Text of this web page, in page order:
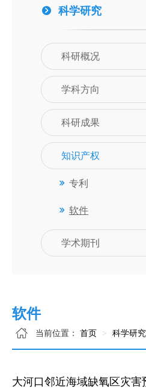
科学研究
科研概况
学科方向
科研成果
知识产权
专利
软件
学术期刊
软件
当前位置： 首页 科学研究
大河口邻近海域缺氧区灾